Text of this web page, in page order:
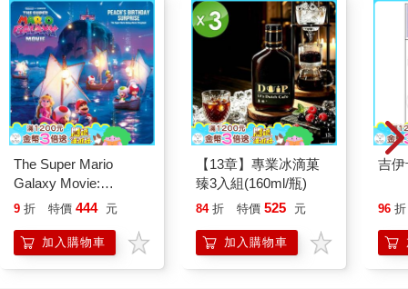
裡、展示商品、成交，然後立刻趕往下一戶。他們可以忍受這種
「來了又去」的模式，為了業績能達標，他們甚至會認為這種做
法是必要的。這些推銷員也不必擔憂賣出劣質產品，或是有其他
問題，因為幾天後他們就會前往下一個城鎮，繼續重複同樣的過
程。
那麼，這和社交到底有何關聯呢？
隨著越來越多人從人煙稀少的鄉村遷移到人口稠密的城市，那種
「來來去去」的心態在社交場合裡再度顯現。即使是現在，置身
在人口密集的大都市裡，你大概也不會再見到剛剛交流過的那個
人。
這也是為何現今大多數人的人脈經營，感覺更像是挨家挨戶推
銷，從一個人換到另一個人，只想著盡快賣出更多商品。至於建
立真正有意義且長久的關係，往往被視為次要，甚至根本不在考
量中。這種普遍的做法，我稱之為「交易型社交」。會讓人覺得
The Super Mario
Galaxy Movie:
Peach`s Birthday
Mario Galaxy Movie
Storybook
9 折 特價 444 元
加入購物車
【13章】專業冰滴菓
臻3入組(160ml/瓶)
84 折 特價 525 元
加入購物車
吉
96 折